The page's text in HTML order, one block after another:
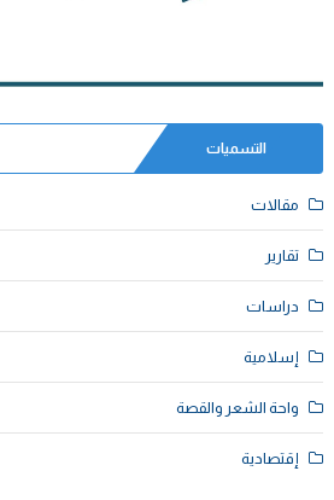
التسميات
مقالات
تقارير
دراسات
إسلامية
واحة الشعر والقصة
إقتصادية